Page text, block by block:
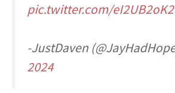
pic.twitter.com/
-JustDaven
2024